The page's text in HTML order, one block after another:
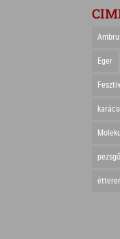
Eger
pezsgő